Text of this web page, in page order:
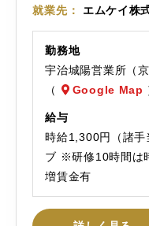
就業先 エムケイ株
勤務地
宇治城陽営業所（
（
Google Map
給与
時給1,300円（諸手
ブ ※研修10時間は
増賃金有